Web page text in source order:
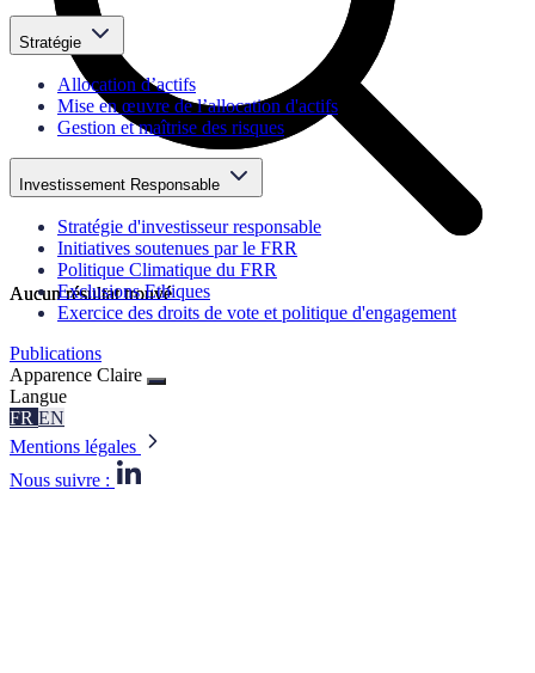
Aucun résultat trouvé
Aucun résultat trouvé
Stratégie
Allocation d’actifs
Mise en œuvre de l’allocation d'actifs
Gestion et maîtrise des risques
Investissement Responsable
Stratégie d'investisseur responsable
Initiatives soutenues par le FRR
Politique Climatique du FRR
Exclusions Ethiques
Exercice des droits de vote et politique d'engagement
Publications
Apparence Claire
Langue
FR EN
Mentions légales
Nous suivre :